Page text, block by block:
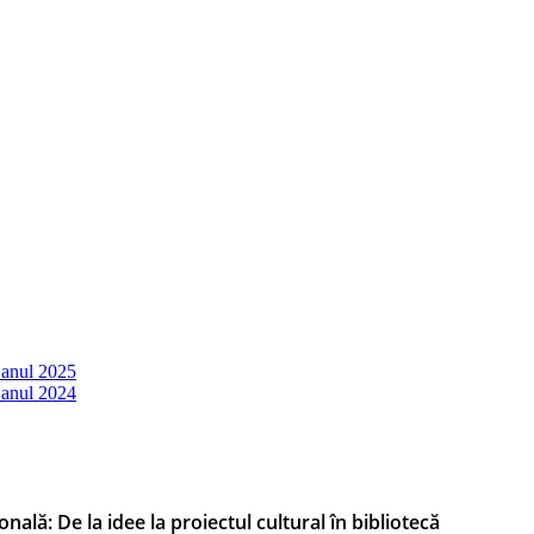
2025
2024
De la idee la proiectul cultural în bibliotecă